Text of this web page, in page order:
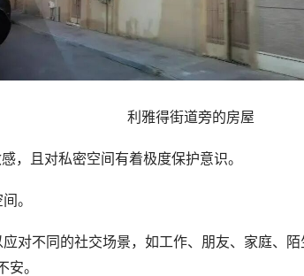
利雅得街道旁的房屋
，且对私密空间有着极度保护意识。
。
对不同的社交场景，如工作、朋友、家庭、陌
安。